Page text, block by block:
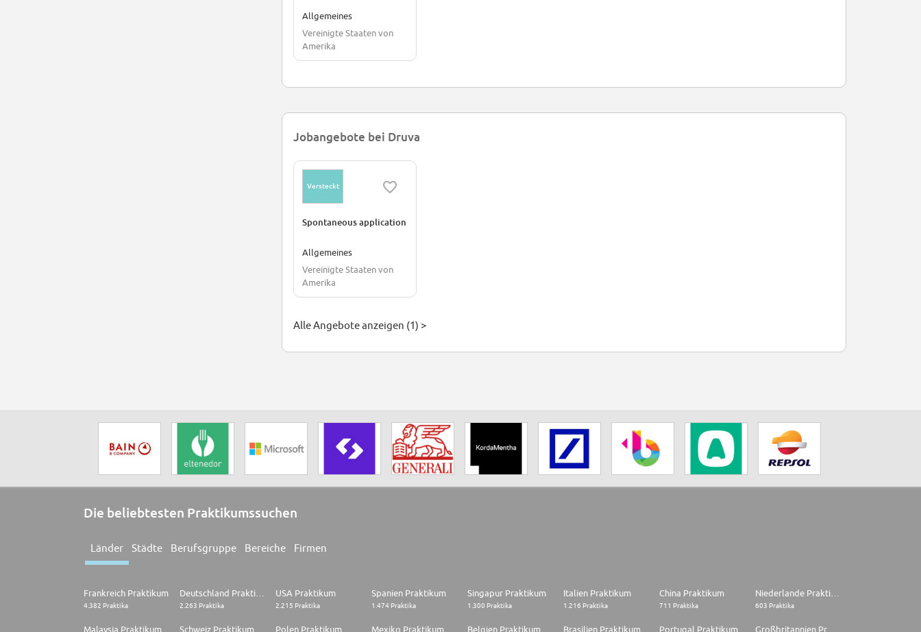
Allgemeines
Vereinigte Staaten von
Amerika
Jobangebote bei Druva
Versteckt
Spontaneous application
Allgemeines
Vereinigte Staaten von
Amerika
Alle Angebote anzeigen (1) >
Die beliebtesten Praktikumssuchen
Länder Städte Berufsgruppe Bereiche Firmen
Frankreich Praktikum
4.382 Praktika 2.263 Praktika
USA Praktikum
2.215 Praktika
Spanien Praktikum
1.474 Praktika
Singapur Praktikum
1.300 Praktika
Italien Praktikum
1.216 Praktika
China Praktikum
711 Praktika 603 Praktika
Malaysia Praktikum Schweiz Praktikum Polen Praktikum Mexiko Praktikum Belgien Praktikum Brasilien Praktikum Portugal Praktikum